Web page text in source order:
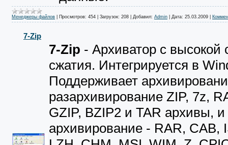
Менеджеры файлов Просмотров: 454 Загрузок: 208 Добавил: Admin Дата: 25.03.2009
7-Zip
7-Zip - Архиватор с высокой
сжатия. Интегрируется в
Поддерживает
разархивирование ZIP, 7z,
GZIP, BZIP2 и TAR архивы, и
архивирование - RAR, CAB,